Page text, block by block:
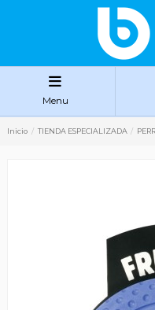
Menu
Inicio TIENDA ESPECIALIZADA